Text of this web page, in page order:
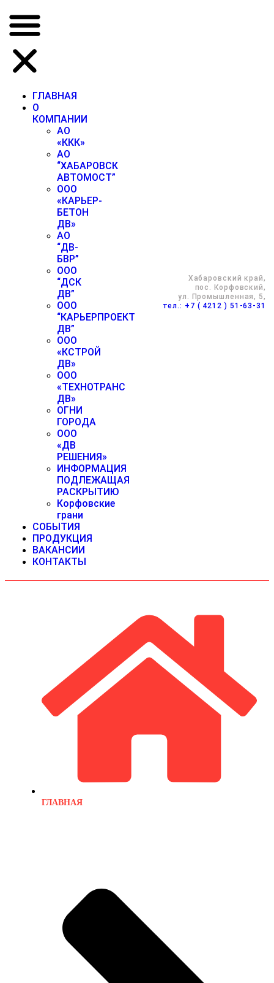
ГЛАВНАЯ
О
КОМПАНИИ
АО
«ККК»
АО
“ХАБАРОВСК
АВТОМОСТ”
ООО
«КАРЬЕР-
БЕТОН
ДВ»
АО
“ДВ-
БВР”
ООО
“ДСК
ДВ”
ООО
“КАРЬЕРПРОЕКТ
ДВ”
ООО
«КСТРОЙ
ДВ»
ООО
«ТЕХНОТРАНС
ДВ»
ОГНИ
ГОРОДА
ООО
«ДВ
РЕШЕНИЯ»
ИНФОРМАЦИЯ
ПОДЛЕЖАЩАЯ
РАСКРЫТИЮ
Корфовские
грани
СОБЫТИЯ
ПРОДУКЦИЯ
ВАКАНСИИ
КОНТАКТЫ
Хабаровский край,
пос. Корфовский,
ул. Промышленная, 5,
тел.: +7 ( 4212 ) 51-63-31
ГЛАВНАЯ